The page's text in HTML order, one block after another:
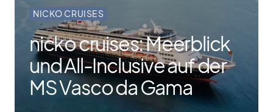
NICKO CRUISES
nicko cruises: Meerblick
und All-Inclusive auf der
MS Vasco da Gama